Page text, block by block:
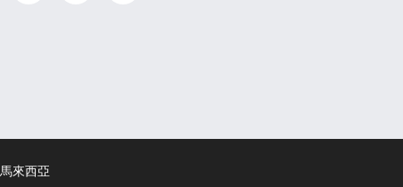
馬來西亞